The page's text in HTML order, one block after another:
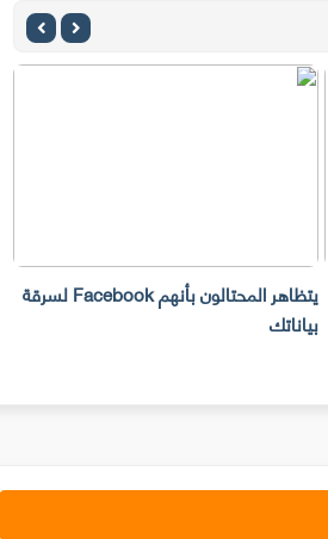
يتظاهر المحتالون بأنهم Facebook لسرقة
بياناتك